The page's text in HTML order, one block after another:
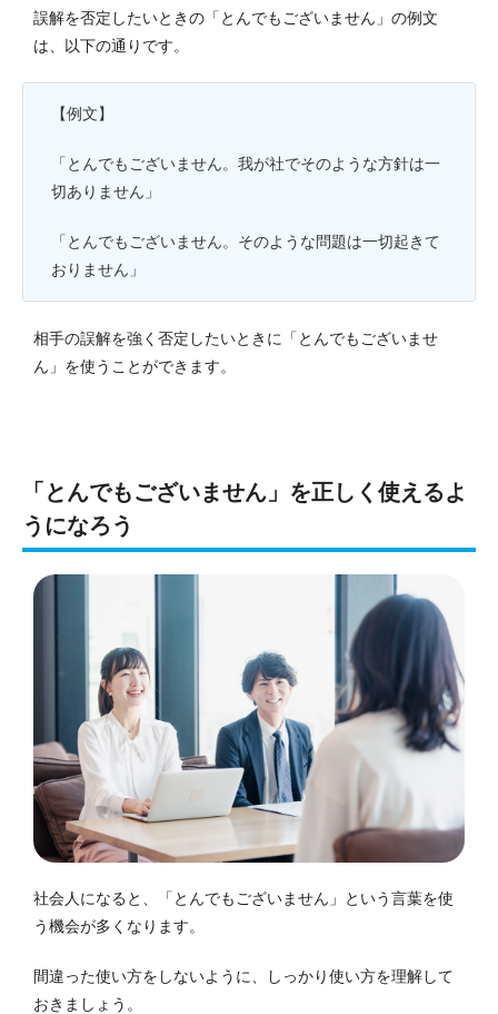
誤解を否定したいときの「とんでもございません」の例文
は、以下の通りです。
【例文】
「とんでもございません。我が社でそのような方針は一
切ありません」
「とんでもございません。そのような問題は一切起きて
おりません」
相手の誤解を強く否定したいときに「とんでもございませ
ん」を使うことができます。
「とんでもございません」を正しく使えるよ
うになろう
社会人になると、「とんでもございません」という言葉を使
う機会が多くなります。
間違った使い方をしないように、しっかり使い方を理解して
おきましょう。